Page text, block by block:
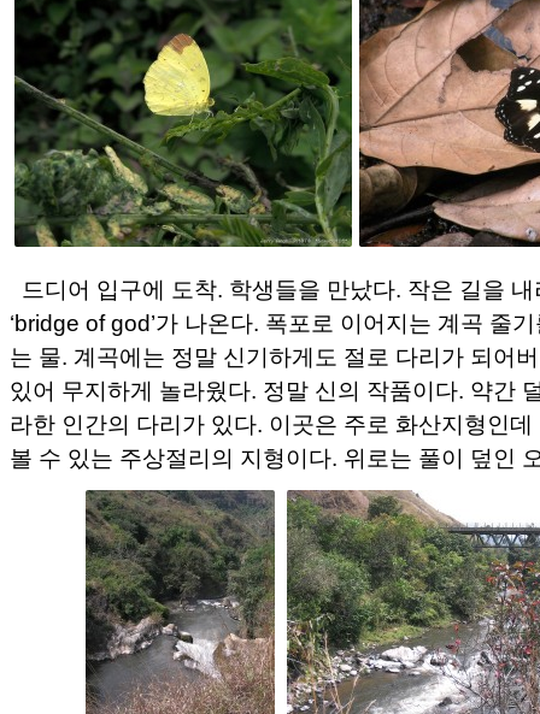
드디어 입구에 도착. 학생들을 만났다. 작은 길을
‘bridge of god’가 나온다. 폭포로 이어지는 계곡 줄
는 물. 계곡에는 정말 신기하게도 절로 다리가 되어
있어 무지하게 놀라웠다. 정말 신의 작품이다. 약간
라한 인간의 다리가 있다. 이곳은 주로 화산지형인
볼 수 있는 주상절리의 지형이다. 위로는 풀이 덮인